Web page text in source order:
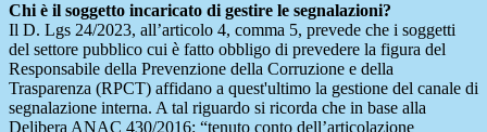
Chi è il soggetto incaricato di gestire le segnalazioni?
Il D. Lgs 24/2023, all’articolo 4, comma 5, prevede che i soggetti
del settore pubblico cui è fatto obbligo di prevedere la figura del
Responsabile della Prevenzione della Corruzione e della
Trasparenza (RPCT) affidano a quest'ultimo la gestione del canale di
segnalazione interna. A tal riguardo si ricorda che in base alla
Delibera ANAC 430/2016: “tenuto conto dell’articolazione